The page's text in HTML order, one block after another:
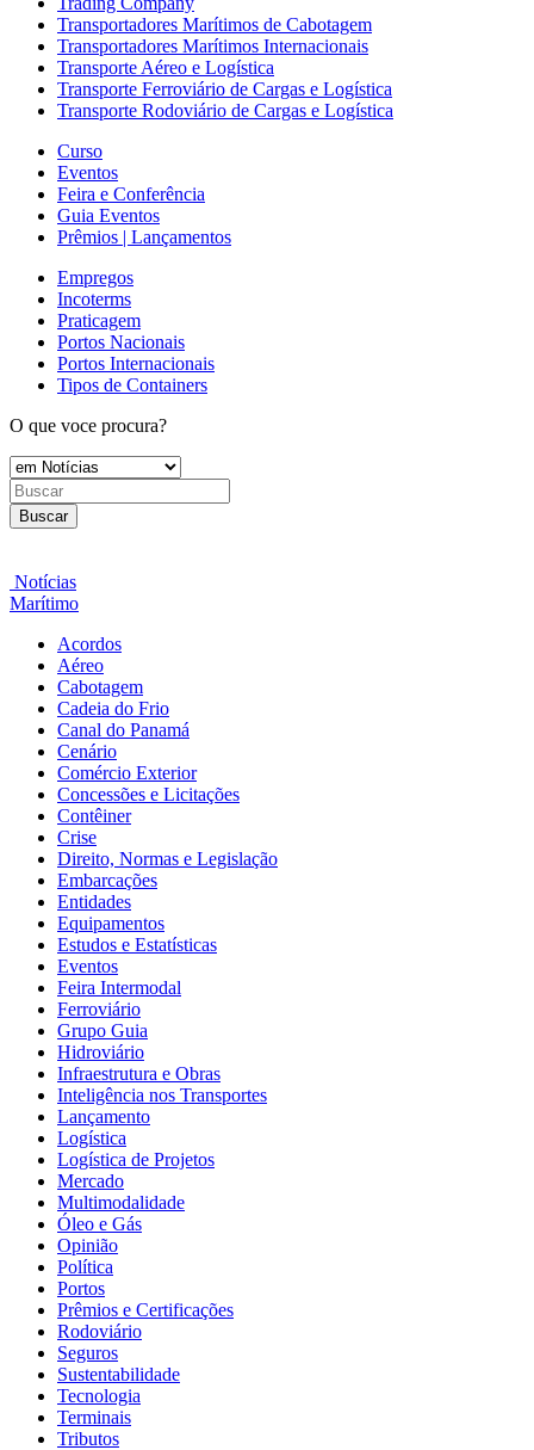
Transportadores Marítimos de Cabotagem
Transportadores Marítimos Internacionais
Transporte Aéreo e Logística
Transporte Ferroviário de Cargas e Logística
Transporte Rodoviário de Cargas e Logística
Curso
Eventos
Feira e Conferência
Guia Eventos
Prêmios | Lançamentos
Empregos
Incoterms
Praticagem
Portos Nacionais
Portos Internacionais
Tipos de Containers
O que voce procura?
Buscar
Notícias
Marítimo
Acordos
Aéreo
Cabotagem
Cadeia do Frio
Canal do Panamá
Cenário
Comércio Exterior
Concessões e Licitações
Contêiner
Crise
Direito, Normas e Legislação
Embarcações
Entidades
Equipamentos
Estudos e Estatísticas
Eventos
Feira Intermodal
Ferroviário
Grupo Guia
Hidroviário
Infraestrutura e Obras
Inteligência nos Transportes
Lançamento
Logística
Logística de Projetos
Mercado
Multimodalidade
Óleo e Gás
Opinião
Política
Portos
Prêmios e Certificações
Rodoviário
Seguros
Sustentabilidade
Tecnologia
Terminais
Tributos